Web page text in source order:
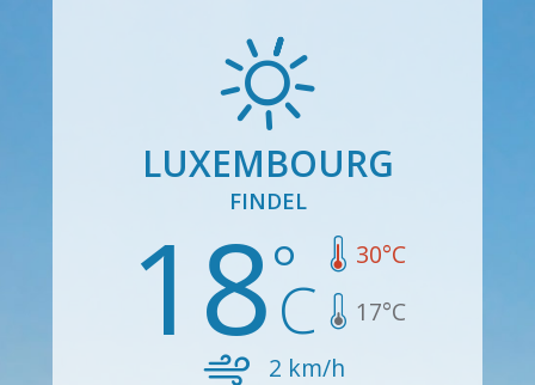
LUXEMBOURG
FINDEL
18 30°C
17°C
2 km/h